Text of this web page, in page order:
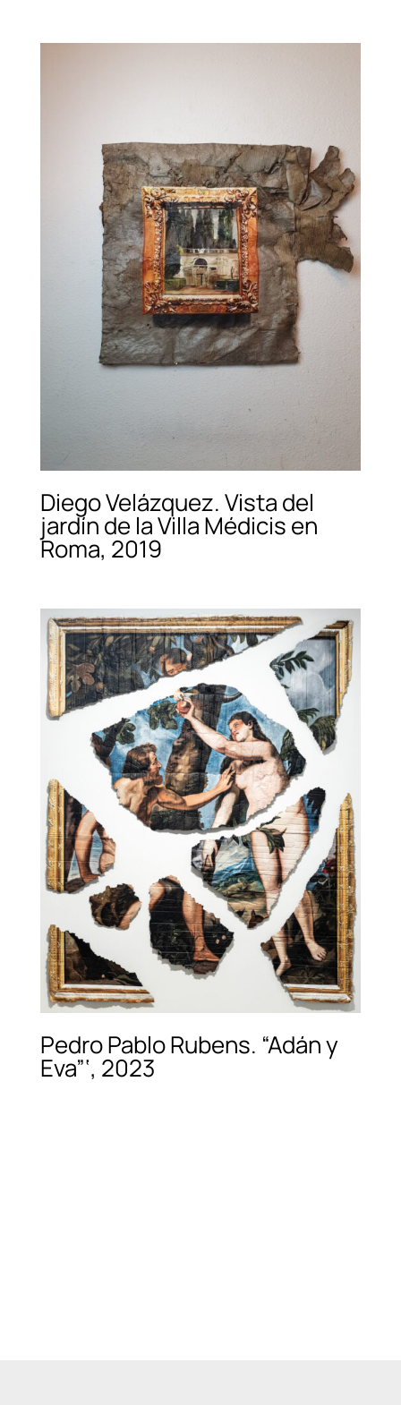
Diego Velázquez. Vista del
jardín de la Villa Médicis en
Roma, 2019
Pedro Pablo Rubens. “Adán y
Eva”‘, 2023